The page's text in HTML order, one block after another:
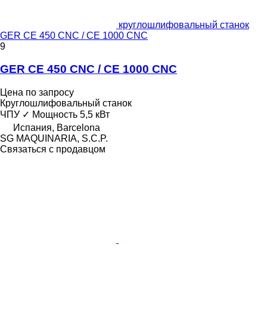
круглошлифовальный станок
GER CE 450 CNC / CE 1000 CNC
9
GER CE 450 CNC / CE 1000 CNC
Цена по запросу
Круглошлифовальный станок
ЧПУ ✓ Мощность 5,5 кВт
Испания, Barcelona
SG MAQUINARIA, S.C.P.
Связаться с продавцом